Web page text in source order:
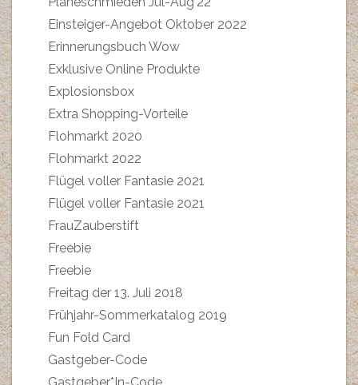
Einsteiger-Angebot Oktober 2022
Erinnerungsbuch Wow
Exklusive Online Produkte
Explosionsbox
Extra Shopping-Vorteile
Flohmarkt 2020
Flohmarkt 2022
Flügel voller Fantasie 2021
Flügel voller Fantasie 2021
FrauZauberstift
Freebie
Freebie
Freitag der 13. Juli 2018
Frühjahr-Sommerkatalog 2019
Fun Fold Card
Gastgeber-Code